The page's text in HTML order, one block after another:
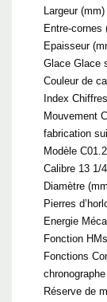
Largeur
Entre-cornes
Epaisseur
Glace Glace
Couleur de
Index
Mouvement
fabrication
Modèle
Calibre 13 1/4
Diamètre
Pierres
Energie
Fonction
Fonctions
Réserve de